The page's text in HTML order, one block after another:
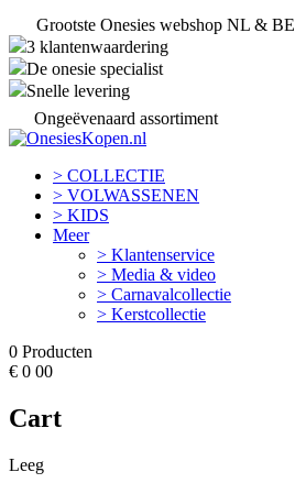
Grootste Onesies webshop NL & BE
3 klantenwaardering
De onesie specialist
Snelle levering
Ongeëvenaard assortiment
> COLLECTIE
> VOLWASSENEN
> KIDS
Meer
> Klantenservice
> Media & video
> Carnavalcollectie
> Kerstcollectie
0 Producten
€ 0 00
Cart
Leeg